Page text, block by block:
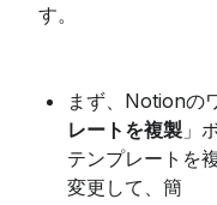
す。
まず、Notionの
レートを複製 」
テンプレートを
変更して、簡